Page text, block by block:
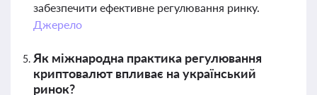
забезпечити ефективне регулювання ринку.
Джерело
Як міжнародна практика регулювання
криптовалют впливає на український
ринок?